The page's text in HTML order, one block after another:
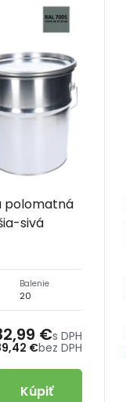
polomatná
sivá
Balenie
20
€bez DPH
€s DPH
Kúpiť